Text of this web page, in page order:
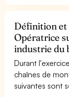
Définition et
Opératrice
industrie du
Durant
chaînes de
suivantes sont